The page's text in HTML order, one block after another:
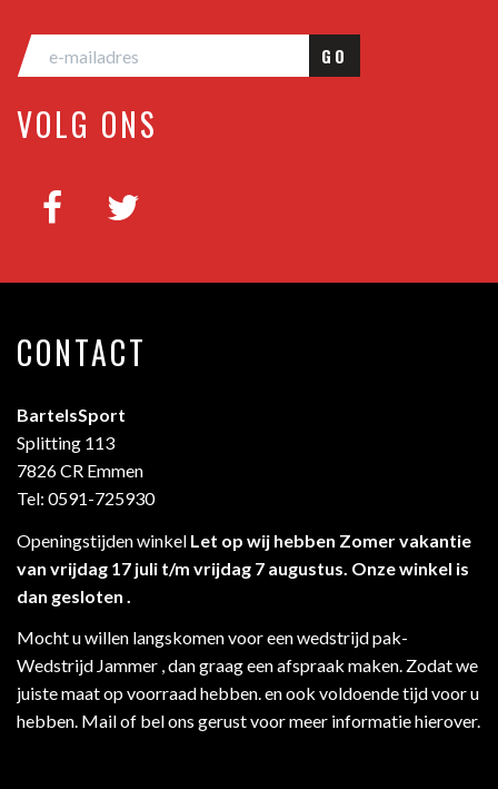
GO
VOLG ONS
CONTACT
BartelsSport
Splitting 113
7826 CR Emmen
Tel: 0591-725930
Openingstijden winkel Let op wij hebben Zomer vakantie
van vrijdag 17 juli t/m vrijdag 7 augustus. Onze winkel is
dan gesloten .
Mocht u willen langskomen voor een wedstrijd pak-
Wedstrijd Jammer , dan graag een afspraak maken. Zodat we
juiste maat op voorraad hebben. en ook voldoende tijd voor u
hebben. Mail of bel ons gerust voor meer informatie hierover.